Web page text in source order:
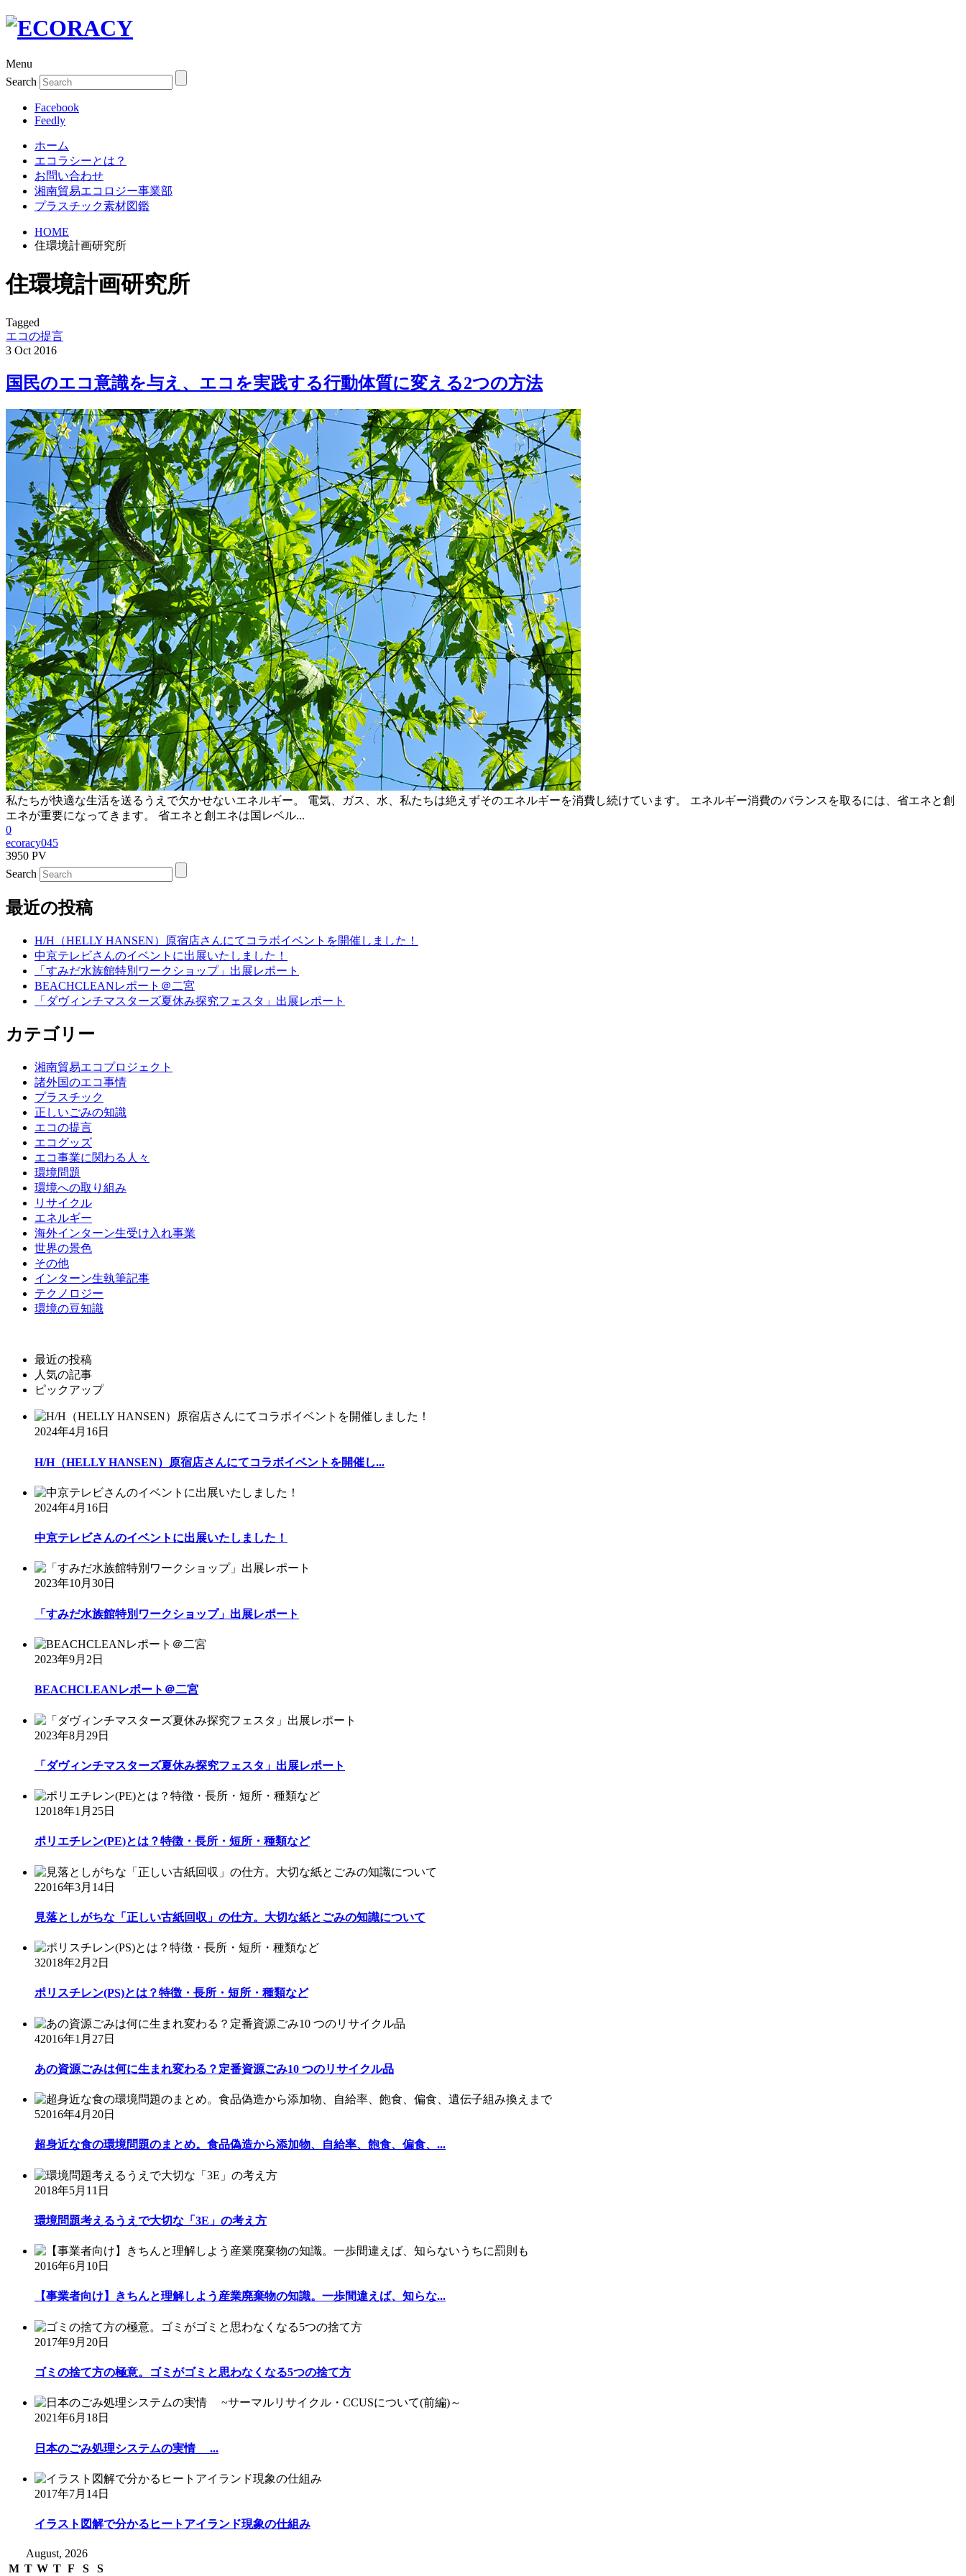
Menu
Search
Facebook
Feedly
ホーム
エコラシーとは？
お問い合わせ
湘南貿易エコロジー事業部
プラスチック素材図鑑
HOME
住環境計画研究所
住環境計画研究所
Tagged
エコの提言
3 Oct 2016
国民のエコ意識を与え、エコを実践する行動体質に変える2つの方法
私たちが快適な生活を送るうえで欠かせないエネルギー。 電気、ガス、水、私たちは絶えずそのエネルギーを消費し続けています。 エネルギー消費のバランスを取るには、省エネと創
エネが重要になってきます。 省エネと創エネは国レベル...
0
ecoracy045
3950 PV
Search
最近の投稿
H/H（HELLY HANSEN）原宿店さんにてコラボイベントを開催しました！
中京テレビさんのイベントに出展いたしました！
「すみだ水族館特別ワークショップ」出展レポート
BEACHCLEANレポート＠二宮
「ダヴィンチマスターズ夏休み探究フェスタ」出展レポート
カテゴリー
湘南貿易エコプロジェクト
諸外国のエコ事情
プラスチック
正しいごみの知識
エコの提言
エコグッズ
エコ事業に関わる人々
環境問題
環境への取り組み
リサイクル
エネルギー
海外インターン生受け入れ事業
世界の景色
その他
インターン生執筆記事
テクノロジー
環境の豆知識
最近の投稿
人気の記事
ピックアップ
2024年4月16日
H/H（HELLY HANSEN）原宿店さんにてコラボイベントを開催し...
2024年4月16日
中京テレビさんのイベントに出展いたしました！
2023年10月30日
「すみだ水族館特別ワークショップ」出展レポート
2023年9月2日
BEACHCLEANレポート＠二宮
2023年8月29日
「ダヴィンチマスターズ夏休み探究フェスタ」出展レポート
1 2018年1月25日
ポリエチレン(PE)とは？特徴・長所・短所・種類など
22016年3月14日
見落としがちな「正しい古紙回収」の仕方。大切な紙とごみの知識について
32018年2月2日
ポリスチレン(PS)とは？特徴・長所・短所・種類など
42016年1月27日
あの資源ごみは何に生まれ変わる？定番資源ごみ10 つのリサイクル品
52016年4月20日
超身近な食の環境問題のまとめ。食品偽造から添加物、自給率、飽食、偏食、...
2018年5月11日
環境問題考えるうえで大切な「3E」の考え方
2016年6月10日
【事業者向け】きちんと理解しよう産業廃棄物の知識。一歩間違えば、知らな...
2017年9月20日
ゴミの捨て方の極意。ゴミがゴミと思わなくなる5つの捨て方
2021年6月18日
日本のごみ処理システムの実情 ...
2017年7月14日
イラスト図解で分かるヒートアイランド現象の仕組み
August, 2026
M T W T F S S